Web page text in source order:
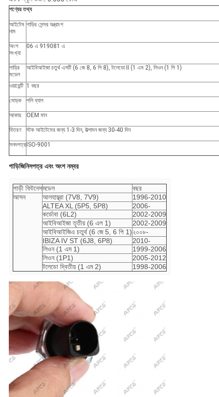
পণ্যের তথ্য
আইটেম
নাম
গাড়ির সেন্সর যন্ত্রাংশ
অংশ
সংখ্যা
06 এ 919081 এ
গাড়ির
মডেল
আইবিআইজা চতুর্থ এসটি (6 জে 8, 6 পি 8), টলেডো II (1 এম 2), লিওন (1 পি 1)
ওয়ারেন্টি 1 বছর
মোড়ক পলি ব্যাগ
আকার: OEM মান
বিতরণ স্টক আইটেমের জন্য 1-3 দিন, উত্পাদন জন্য 30-40 দিন
সনদপত্র ISO-9001
গাড়িজিনিসপত্র এবং অংশ নম্বর
গাড়ী ফিটনেসমডেল
বছর
আসন
আলহাম্ব্রা (7V8, 7V9)
1996-2010
ALTEA XL (5P5, 5P8)
2006-
কর্ডোবা (6L2)
2002-2009
আইবিআইজা তৃতীয় (6 এল 1)
2002-2009
আইবিআইজিএ চতুর্থ (6 জে 5, 6 পি 1)২০০৮-
IBIZA IV ST (6J8, 6P8)
2010-
লিওন (1 এম 1)
1999-2006
লিওন (1P1)
2005-2012
টলেডো দ্বিতীয় (1 এম 2)
1998-2006